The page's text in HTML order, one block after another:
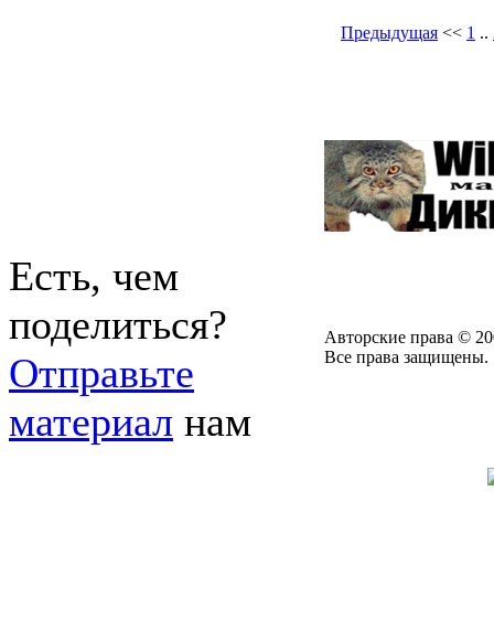
Предыдущая << 1 ..
Есть, чем
поделиться?
Отправьте
материал нам
Авторские права ©
Все права защищены.